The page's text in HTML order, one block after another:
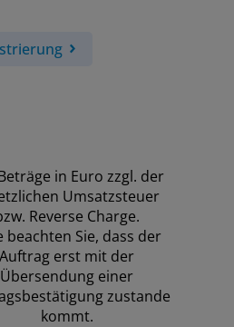
in Euro zzgl. der
Umsatzsteuer
Reverse Charge.
beachten Sie, dass der
Auftrag erst mit der
Übersendung einer
zustande
kommt.